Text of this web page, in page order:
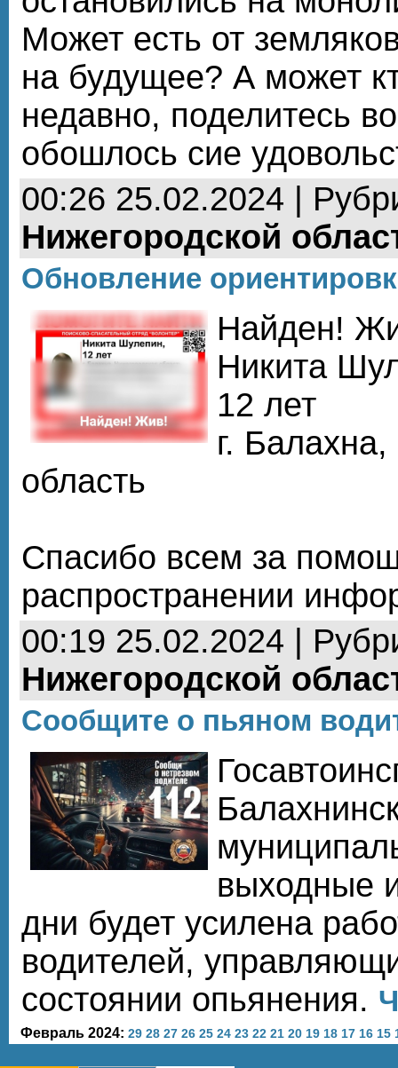
Может есть от
на будущее? А может
недавно, поделитесь
обошлось сие
00:26 25.02.2024 |
Нижегородской
Обновление
Найден!
Никита
12 лет
г.
область
Спасибо всем за
распространении
00:19 25.02.2024 |
Нижегородской
Сообщите о пьяном
выходные
дни будет усилена
водителей,
состоянии опьянения.
Февраль 2024: 29 28 27 26 25 24 23 22 21 20 19 18 17 16 15